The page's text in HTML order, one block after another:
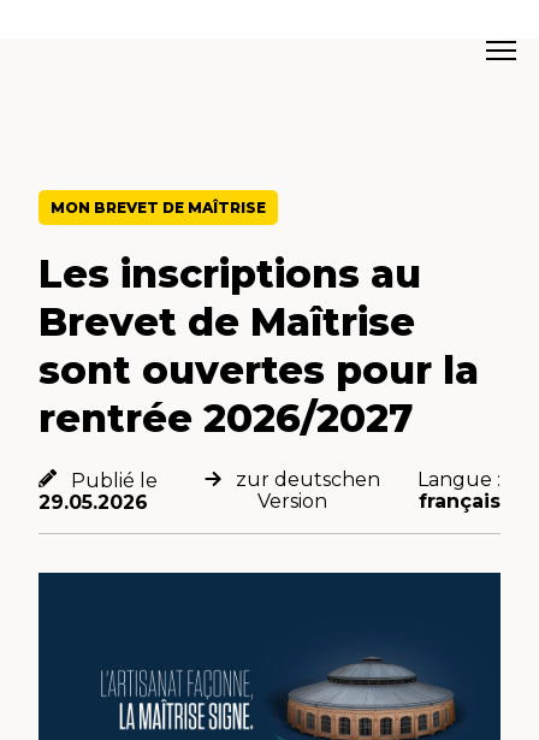
MON BREVET DE MAÎTRISE
Les inscriptions au
Brevet de Maîtrise
sont ouvertes pour la
rentrée 2026/2027
Publié le
29.05.2026
zur deutschen
Version
Langue :
français